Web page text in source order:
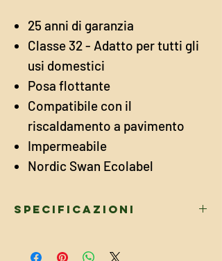
25 anni di garanzia
Classe 32 - Adatto per tutti gli
usi domestici
Posa flottante
Compatibile con il
riscaldamento a pavimento
Impermeabile
Nordic Swan Ecolabel
Specificazioni